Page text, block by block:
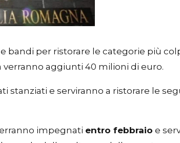
bandi per ristorare le categorie più
aggiunti 40 milioni di euro.
stanziati e serviranno a ristorare le
impegnati entro febbraio e